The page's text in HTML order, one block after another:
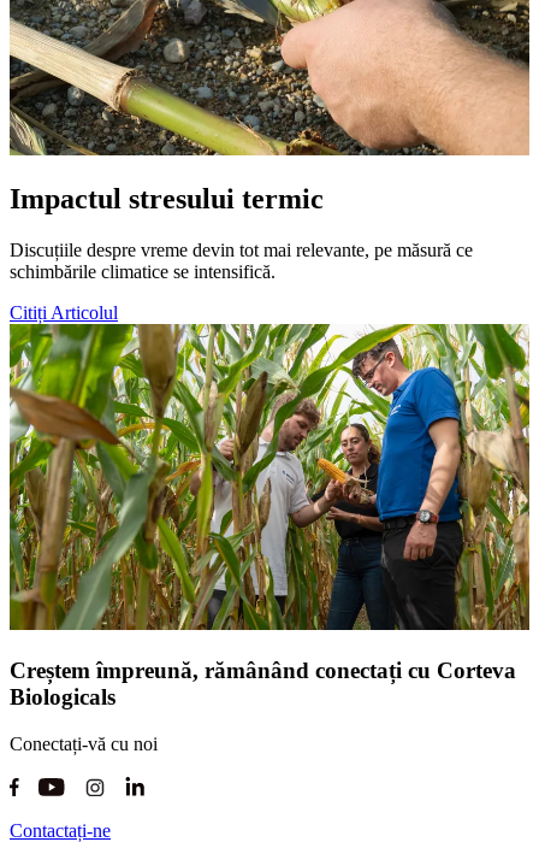
Impactul stresului termic
Discuțiile despre vreme devin tot mai relevante, pe măsură ce
schimbările climatice se intensifică.
Citiți Articolul
Creștem împreună, rămânând conectați cu Corteva
Biologicals
Conectați-vă cu noi
Contactați-ne